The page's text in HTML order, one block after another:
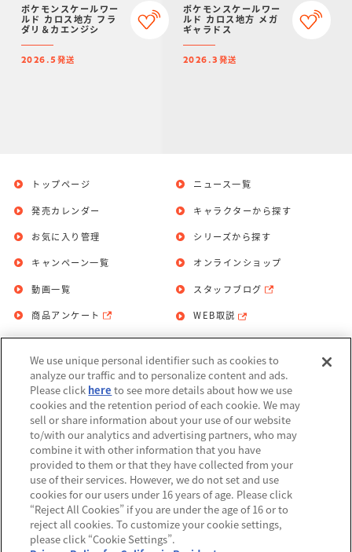
ポケモンスケールワー
ルド カロス地方 フラ
ダリ＆カエンジシ
2026.5 発送
ポケモンスケールワー
ルド カロス地方 メガ
ギャラドス
2026.3 発送
トップページ
発売カレンダー
お気に入り管理
ニュース一覧
キャラクターから探す
シリーズから探す
キャンペーン一覧
動画一覧
商品アンケート
オンラインショップ
スタッフブログ
WEB取説
お問い合わせ 個人情報保護方針
利用規約
Do Not Sell or Share My Personal
Information
アレルギー情報
We use unique personal identifier such as cookies to
analyze our traffic and to personalize content and ads.
Please click here to see more details about how we use
cookies and the retention period of each cookie. We may
sell or share information about your use of our website
to/with our analytics and advertising partners, who may
combine it with other information that you have
provided to them or that they have collected from your
use of their services. However, we do not set and use
cookies for our users under 16 years of age. Please click
“Reject All Cookies” if you are under the age of 16 or to
reject all cookies. To customize your cookie settings,
please click “Cookie Settings”.